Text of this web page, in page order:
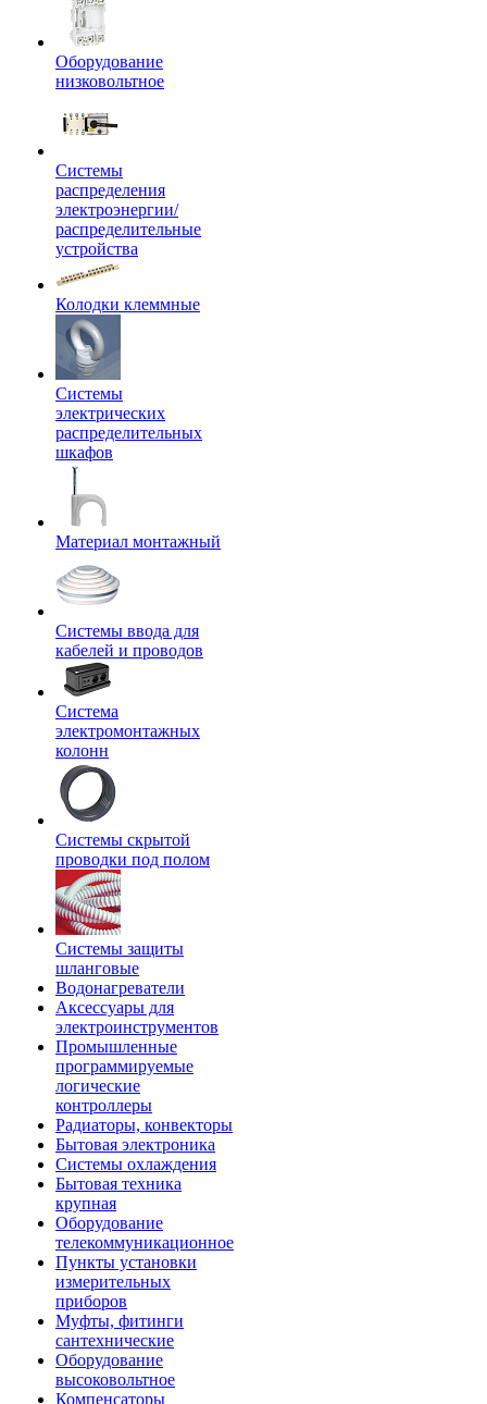
Оборудование
низковольтное
Системы
распределения
электроэнергии/
распределительные
устройства
Колодки клеммные
Системы
электрических
распределительных
шкафов
Материал монтажный
Системы ввода для
кабелей и проводов
Система
электромонтажных
колонн
Системы скрытой
проводки под полом
Системы защиты
шланговые
Водонагреватели
Аксессуары для
электроинструментов
Промышленные
программируемые
логические
контроллеры
Радиаторы, конвекторы
Бытовая электроника
Системы охлаждения
Бытовая техника
крупная
Оборудование
телекоммуникационное
Пункты установки
измерительных
приборов
Муфты, фитинги
сантехнические
Оборудование
высоковольтное
Компенсаторы